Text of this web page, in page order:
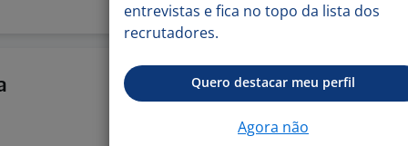
entrevistas e fica no topo da lista dos
recrutadores.
Quero destacar meu perfil
Agora não